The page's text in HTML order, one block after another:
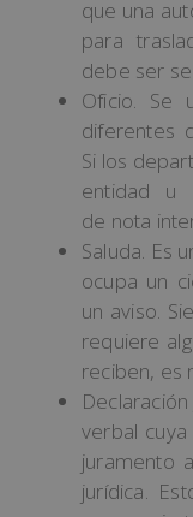
que una
para
debe ser
Oficio. Se
diferentes
Si los
entidad u
de nota
Saluda. Es
ocupa un
un aviso.
requiere
reciben, es
verbal
juramento
jurídica.